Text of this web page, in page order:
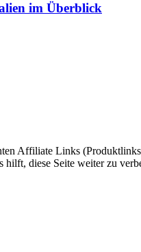
im Überblick
Affiliate Links
diese Seite weiter zu